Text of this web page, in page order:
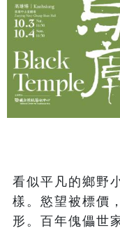
看似平凡的鄉野
樣。慾望被標價
形。百年傀儡世